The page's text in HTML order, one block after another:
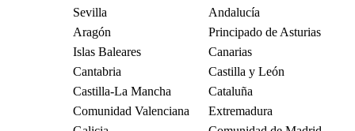
Sevilla
Andalucía
Aragón
Principado de Asturias
Islas Baleares
Canarias
Cantabria
Castilla y León
Castilla-La Mancha
Cataluña
Comunidad Valenciana
Extremadura